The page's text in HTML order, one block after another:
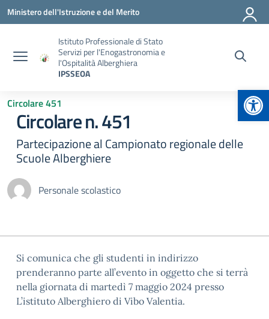
Vai ai contenuti
Vai al menu di navigazione
Vai al footer
Ministero dell'Istruzione e del Merito
Istituto Professionale di Stato
Servizi per l'Enogastronomia e
l'Ospitalità Alberghiera
IPSSEOA
Circolare 451
Circolare n. 451
Partecipazione al Campionato regionale delle
Scuole Alberghiere
Personale scolastico
Si comunica che gli studenti in indirizzo
prenderanno parte all’evento in oggetto che si terrà
nella giornata di martedì 7 maggio 2024 presso
L’istituto Alberghiero di Vibo Valentia.